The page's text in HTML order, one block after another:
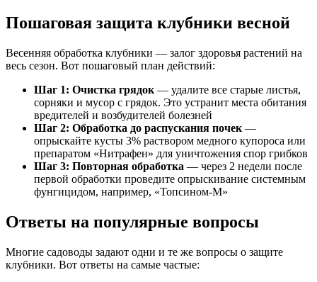
Пошаговая защита клубники весной
Весенняя обработка клубники — залог здоровья растений на
весь сезон. Вот пошаговый план действий:
Шаг 1: Очистка грядок — удалите все старые листья,
сорняки и мусор с грядок. Это устранит места обитания
вредителей и возбудителей болезней
Шаг 2: Обработка до распускания почек —
опрыскайте кусты 3% раствором медного купороса или
препаратом «Нитрафен» для уничтожения спор грибков
Шаг 3: Повторная обработка — через 2 недели после
первой обработки проведите опрыскивание системным
фунгицидом, например, «Топсином-М»
Ответы на популярные вопросы
Многие садоводы задают одни и те же вопросы о защите
клубники. Вот ответы на самые частые: